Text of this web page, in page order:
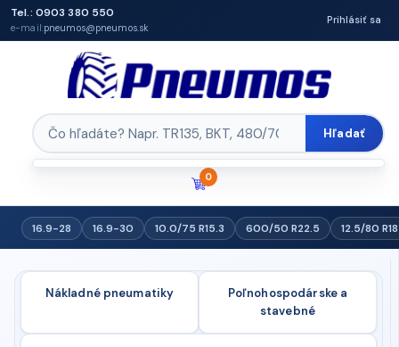
Tel.: 0903 380 550
e-mail:pneumos@pneumos.sk
Prihlásiť sa
Hľadať
0
16.9-28 16.9-30 10.0/75 R15.3 600/50 R22.5 12.5/80 R18
Nákladné pneumatiky
Poľnohospodárske a
stavebné